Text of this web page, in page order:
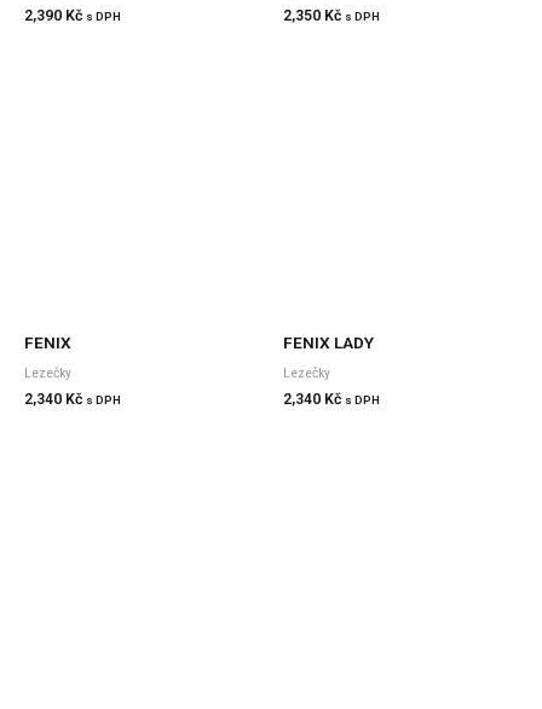
2,390 Kč s DPH
2,350 Kč s DPH
FENIX
Lezečky
2,340 Kč s DPH
FENIX LADY
Lezečky
2,340 Kč s DPH